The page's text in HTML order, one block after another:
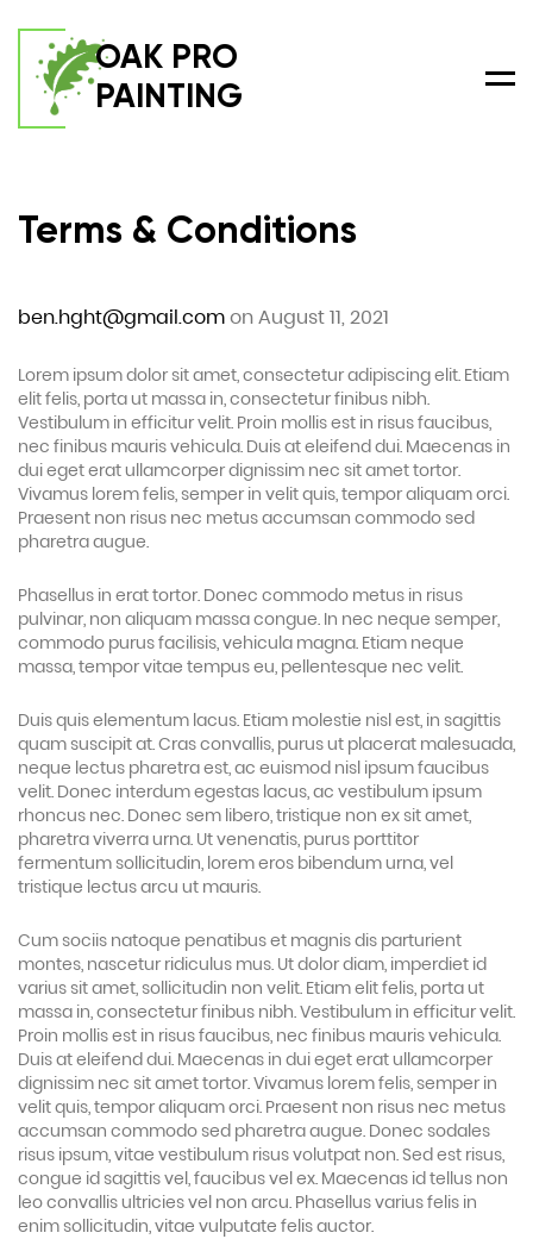
OAK PRO
PAINTING
Terms & Conditions
ben.hght@gmail.comon August 11, 2021
Lorem ipsum dolor sit amet, consectetur adipiscing elit. Etiam
elit felis, porta ut massa in, consectetur finibus nibh.
Vestibulum in efficitur velit. Proin mollis est in risus faucibus,
nec finibus mauris vehicula. Duis at eleifend dui. Maecenas in
dui eget erat ullamcorper dignissim nec sit amet tortor.
Vivamus lorem felis, semper in velit quis, tempor aliquam orci.
Praesent non risus nec metus accumsan commodo sed
pharetra augue.
Phasellus in erat tortor. Donec commodo metus in risus
pulvinar, non aliquam massa congue. In nec neque semper,
commodo purus facilisis, vehicula magna. Etiam neque
massa, tempor vitae tempus eu, pellentesque nec velit.
Duis quis elementum lacus. Etiam molestie nisl est, in sagittis
quam suscipit at. Cras convallis, purus ut placerat malesuada,
neque lectus pharetra est, ac euismod nisl ipsum faucibus
velit. Donec interdum egestas lacus, ac vestibulum ipsum
rhoncus nec. Donec sem libero, tristique non ex sit amet,
pharetra viverra urna. Ut venenatis, purus porttitor
fermentum sollicitudin, lorem eros bibendum urna, vel
tristique lectus arcu ut mauris.
Cum sociis natoque penatibus et magnis dis parturient
montes, nascetur ridiculus mus. Ut dolor diam, imperdiet id
varius sit amet, sollicitudin non velit. Etiam elit felis, porta ut
massa in, consectetur finibus nibh. Vestibulum in efficitur velit.
Proin mollis est in risus faucibus, nec finibus mauris vehicula.
Duis at eleifend dui. Maecenas in dui eget erat ullamcorper
dignissim nec sit amet tortor. Vivamus lorem felis, semper in
velit quis, tempor aliquam orci. Praesent non risus nec metus
accumsan commodo sed pharetra augue. Donec sodales
risus ipsum, vitae vestibulum risus volutpat non. Sed est risus,
congue id sagittis vel, faucibus vel ex. Maecenas id tellus non
leo convallis ultricies vel non arcu. Phasellus varius felis in
enim sollicitudin, vitae vulputate felis auctor.